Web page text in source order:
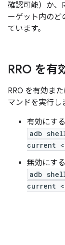
確認可能）か、
ーゲット内のど
ています。
RRO を有
RRO を有効ま
マンドを実行し
有効にす
adb
current
無効にす
adb
current